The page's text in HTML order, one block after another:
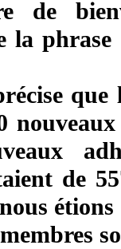
de
la
que
de
étions